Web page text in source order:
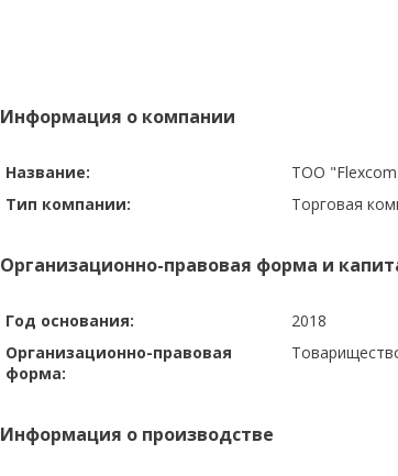
Информация о компании
Название:
ТОО
Тип компании:
Торговая
Организационно-правовая форма и
Год основания:
2018
Организационно-правовая
форма:
Информация о производстве